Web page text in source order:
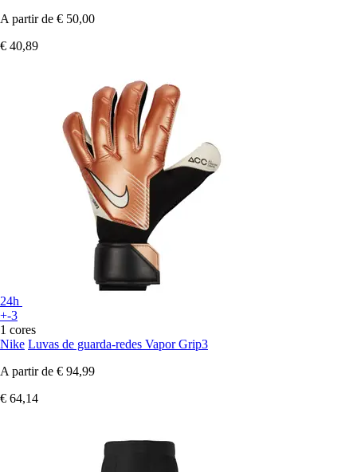
A partir de € 50,00
€ 40,89
24h
+-3
1 cores
Nike Luvas de guarda-redes Vapor Grip3
A partir de € 94,99
€ 64,14